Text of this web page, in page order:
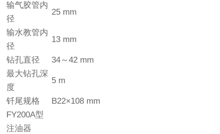
输气胶管内
径
25 mm
输水教管内
径
13 mm
钻孔直径
34～42 mm
最大钻孔深
度
5 m
钎尾规格
B22×108 mm
FY200A型
注油器